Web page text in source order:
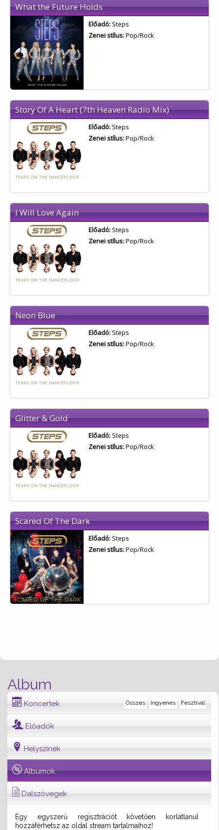
Album
Koncertek Fesztivál
Ingyenes
Összes
Előadók
Helyszínek
Albumok
Dalszövegek
Egy egyszerű regisztrációt követően korlátlanul
hozzáférhetsz az oldal stream tartalmaihoz!
What the Future Holds
Előadó: Steps
Zenei stílus:Pop/Rock
Story Of A Heart (7th Heaven Radio Mix)
Előadó: Steps
Zenei stílus:Pop/Rock
I Will Love Again
Előadó: Steps
Zenei stílus:Pop/Rock
Neon Blue
Előadó: Steps
Zenei stílus:Pop/Rock
Glitter & Gold
Előadó: Steps
Zenei stílus:Pop/Rock
Scared Of The Dark
Előadó: Steps
Zenei stílus:Pop/Rock